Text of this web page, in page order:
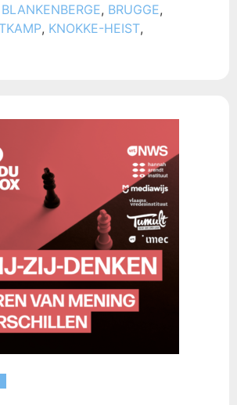
BLANKENBERGE, BRUGGE,
, KNOKKE-HEIST,